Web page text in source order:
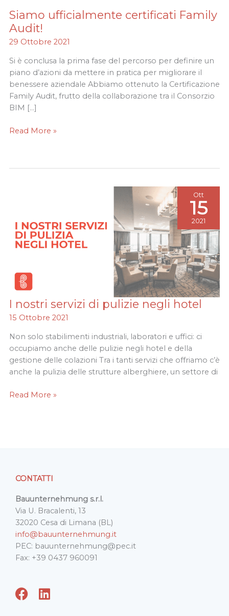
Siamo ufficialmente certificati Family
Audit!
29 Ottobre 2021
Si è conclusa la prima fase del percorso per definire un
piano d’azioni da mettere in pratica per migliorare il
benessere aziendale Abbiamo ottenuto la Certificazione
Family Audit, frutto della collaborazione tra il Consorzio
BIM […]
Siamo
ufficialmente
certificati
Audit!
Read More »
I nostri servizi di pulizie negli hotel
15 Ottobre 2021
Non solo stabilimenti industriali, laboratori e uffici: ci
occupiamo anche delle pulizie negli hotel e della
gestione delle colazioni Tra i tanti servizi che offriamo c’è
anche la pulizia delle strutture alberghiere, un settore di
I
nostri
di
pulizie
negli
hotel
Read More »
Ott
15
2021
CONTATTI
Bauunternehmung s.r.l.
Via U. Bracalenti, 13
32020 Cesa di Limana (BL)
info@bauunternehmung.it
PEC: bauunternehmung@pec.it
Fax: +39 0437 960091
F
L